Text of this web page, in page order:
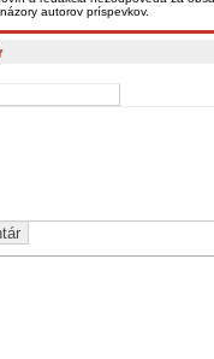
autorov príspevkov.